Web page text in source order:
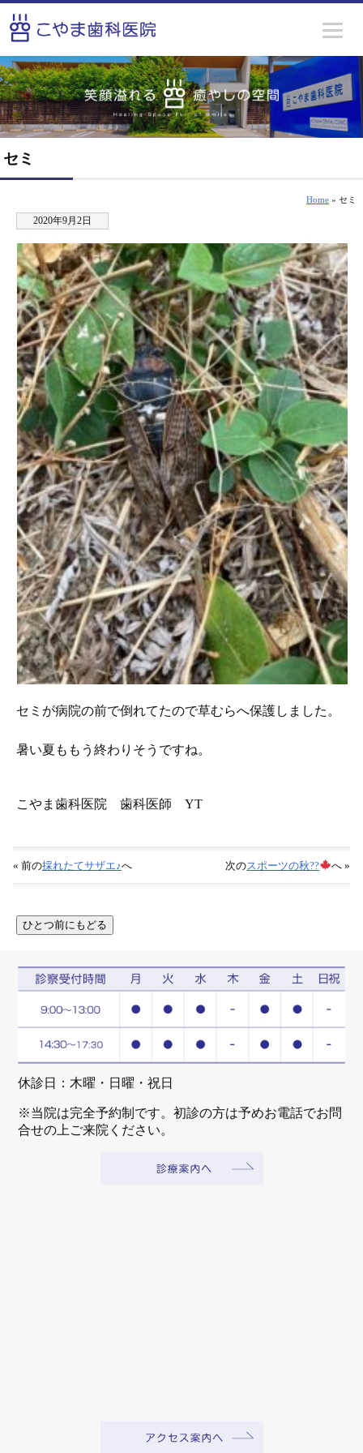
セミ
Home » セミ
2020年9月2日
セミが病院の前で倒れてたので草むらへ保護しました。
暑い夏ももう終わりそうですね。
こやま歯科医院 歯科医師 YT
« 前の採れたてサザエ♪へ 次のスポーツの秋?? へ »
休診日：木曜・日曜・祝日
※当院は完全予約制です。初診の方は予めお電話でお問
合せの上ご来院ください。